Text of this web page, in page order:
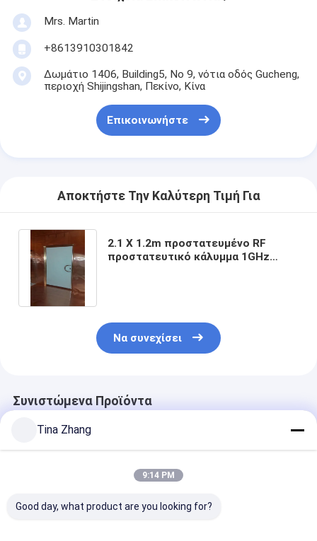
Mrs. Martin
+8613910301842
Δωμάτιο 1406, Building5, Νο 9, νότια οδός Gucheng,
περιοχή Shijingshan, Πεκίνο, Κίνα
Επικοινωνήστε
Αποκτήστε Την Καλύτερη Τιμή Για
2.1 X 1.2m προστατευμένο RF
προστατευτικό κάλυμμα 1GHz
Να συνεχίσει
Συνιστώμενα Προϊόντα
Tina Zhang
9:14 PM
Good day, what product are you looking for?